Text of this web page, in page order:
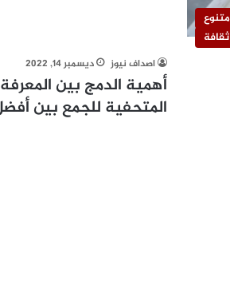
متنوع
اصداف نيوز ديسمبر 14, 2022
أهمية الدمج بين المعرفة
المتحفية للجمع بين